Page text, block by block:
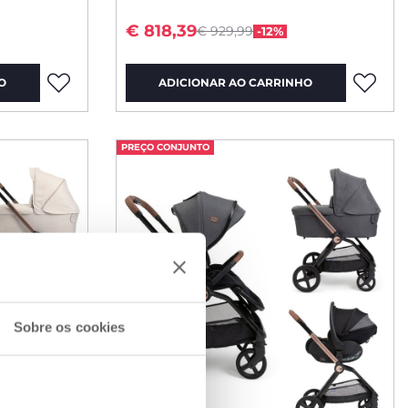
Sobre os cookies
Price reduced from
€ 929,99 -12%
to
€ 818,39
ADICIONAR AO CARRINHO
PREÇO CONJUNTO